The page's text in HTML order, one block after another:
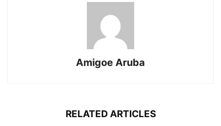
Amigoe Aruba
RELATED ARTICLES